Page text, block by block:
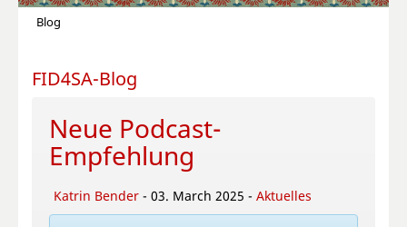
Blog
FID4SA-Blog
Neue Podcast-
Empfehlung
Katrin Bender - 03. March 2025 - Aktuelles